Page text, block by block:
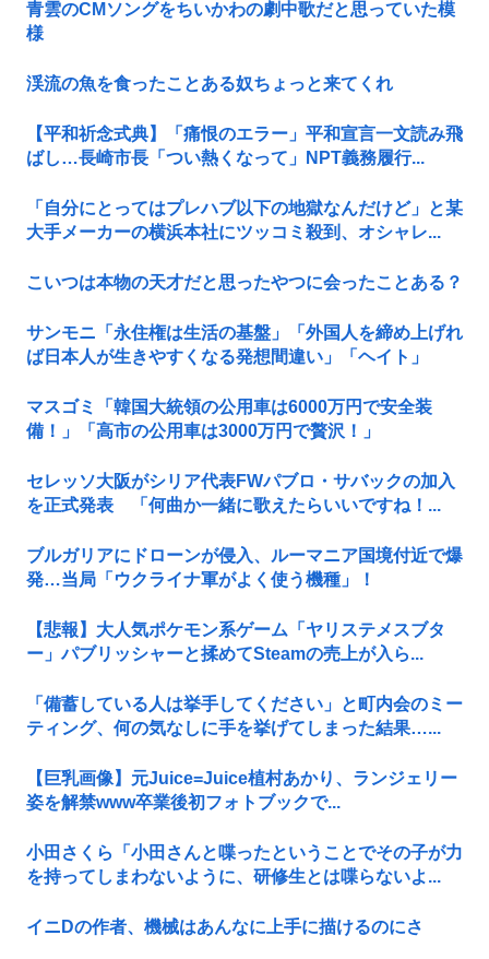
青雲のCMソングをちいかわの劇中歌だと思っていた模
様
渓流の魚を食ったことある奴ちょっと来てくれ
【平和祈念式典】「痛恨のエラー」平和宣言一文読み飛
ばし…長崎市長「つい熱くなって」NPT義務履行...
「自分にとってはプレハブ以下の地獄なんだけど」と某
大手メーカーの横浜本社にツッコミ殺到、オシャレ...
こいつは本物の天才だと思ったやつに会ったことある？
サンモニ「永住権は生活の基盤」「外国人を締め上げれ
ば日本人が生きやすくなる発想間違い」「ヘイト」
マスゴミ「韓国大統領の公用車は6000万円で安全装
備！」「高市の公用車は3000万円で贅沢！」
セレッソ大阪がシリア代表FWパブロ・サバックの加入
を正式発表 「何曲か一緒に歌えたらいいですね！...
ブルガリアにドローンが侵入、ルーマニア国境付近で爆
発…当局「ウクライナ軍がよく使う機種」！
【悲報】大人気ポケモン系ゲーム「ヤリステメスブタ
ー」パブリッシャーと揉めてSteamの売上が入ら...
「備蓄している人は挙手してください」と町内会のミー
ティング、何の気なしに手を挙げてしまった結果…...
【巨乳画像】元Juice=Juice植村あかり、ランジェリー
姿を解禁www卒業後初フォトブックで...
小田さくら「小田さんと喋ったということでその子が力
を持ってしまわないように、研修生とは喋らないよ...
イニDの作者、機械はあんなに上手に描けるのにさ